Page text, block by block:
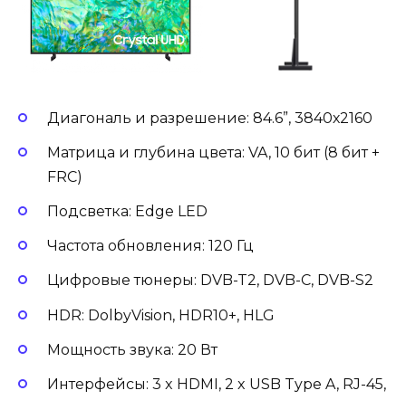
Диагональ и разрешение: 84.6”, 3840х2160
Матрица и глубина цвета: VA, 10 бит (8 бит +
FRC)
Подсветка: Edge LED
Частота обновления: 120 Гц
Цифровые тюнеры: DVB-T2, DVB-C, DVB-S2
HDR: DolbyVision, HDR10+, HLG
Мощность звука: 20 Вт
Интерфейсы: 3 x HDMI, 2 x USB Type A, RJ-45,